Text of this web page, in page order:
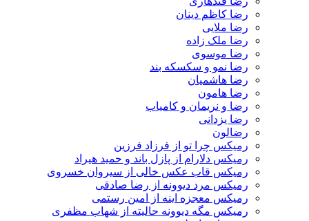
رضا کاظم دینان
رضا ملایی
رضا ملک زاده
رضا موسوی
رضا نمو و سکسکه بند
رضا هاشمیان
رضا هامون
رضا و نریمان و کامیاب
رضا یزدانی
رضالون
رمیکس چرا تو از فرزاد فرزین
رمیکس دلارام از پازل باند و حمید هیراد
رمیکس قاب عکس خالی از سیروان خسروی
رمیکس مرد دیوونه از رضا صادقی
رمیکس معجزه اینه از امین رستمی
رمیکس مگه دیوونه حالیته از شهاب مظفری